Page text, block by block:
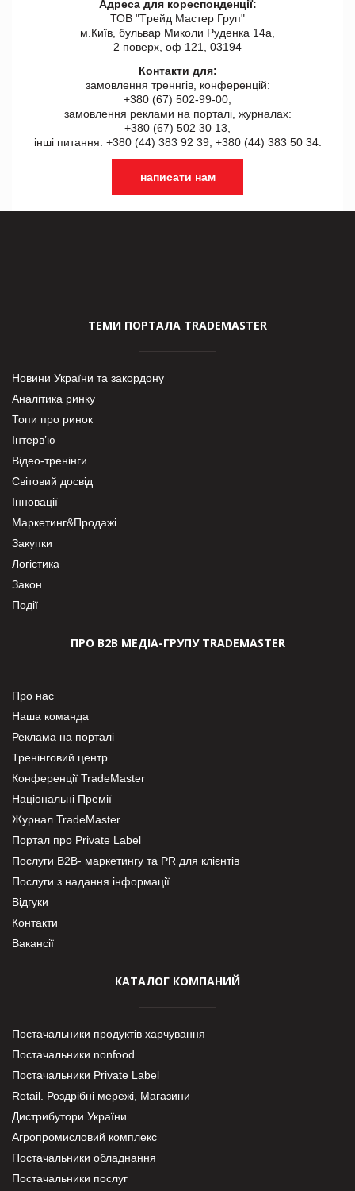
Адреса для кореспонденції:
ТОВ "Tрейд Мастер Груп"
м.Київ, бульвар Миколи Руденка 14а,
2 поверх, оф 121, 03194
Контакти для:
замовлення треннгів, конференцій:
+380 (67) 502-99-00,
замовлення реклами на порталі, журналах:
+380 (67) 502 30 13,
інші питання: +380 (44) 383 92 39, +380 (44) 383 50 34.
написати нам
ТЕМИ ПОРТАЛА TRADEMASTER
Новини України та закордону
Аналітика ринку
Топи про ринок
Інтерв’ю
Відео-тренінги
Світовий досвід
Інновації
Маркетинг&Продажі
Закупки
Логістика
Закон
Події
ПРО В2В МЕДІА-ГРУПУ TRADEMASTER
Про нас
Наша команда
Реклама на порталі
Тренінговий центр
Конференції TradeMaster
Національні Премії
Журнал TradeMaster
Портал про Private Label
Послуги В2В- маркетингу та PR для клієнтів
Послуги з надання інформації
Відгуки
Контакти
Вакансії
КАТАЛОГ КОМПАНИЙ
Постачальники продуктів харчування
Постачальники nonfood
Постачальники Private Label
Retail. Роздрібні мережі, Магазини
Дистрибутори України
Агропромисловий комплекс
Постачальники обладнання
Постачальники послуг